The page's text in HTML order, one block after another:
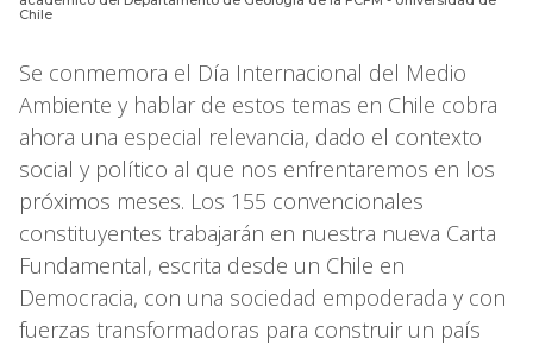
Chile
Se conmemora el Día Internacional del Medio
Ambiente y hablar de estos temas en Chile cobra
ahora una especial relevancia, dado el contexto
social y político al que nos enfrentaremos en los
próximos meses. Los 155 convencionales
constituyentes trabajarán en nuestra nueva Carta
Fundamental, escrita desde un Chile en
Democracia, con una sociedad empoderada y con
fuerzas transformadoras para construir un país